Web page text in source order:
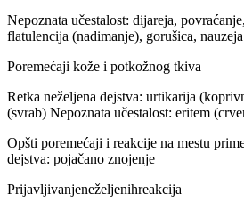
Nepoznata učestalost: dijareja,
flatulencija (nadimanje), gorušica,
Poremećaji kože i potkožnog tkiva
Retka neželjena dejstva: urtikarija
(svrab) Nepoznata učestalost: eritem
Opšti poremećaji i reakcije na mestu
dejstva: pojačano znojenje
Prijavljivanjeneželjenihreakcija